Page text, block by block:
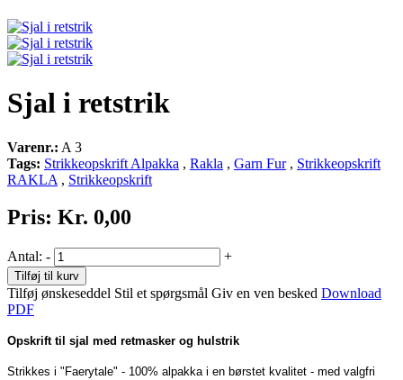
Sjal i retstrik
Varenr.: A 3
Tags: Strikkeopskrift Alpakka , Rakla , Garn Fur, Strikkeopskrift
RAKLA , Strikkeopskrift
Pris: Kr. 0,00
Antal: - +
Tilføj til kurv
Tilføj ønskeseddel Stil et spørgsmål Giv en ven besked Download
PDF
Opskrift til sjal med retmasker og hulstrik
Strikkes i "Faerytale" - 100% alpakka i en børstet kvalitet - med valgfri